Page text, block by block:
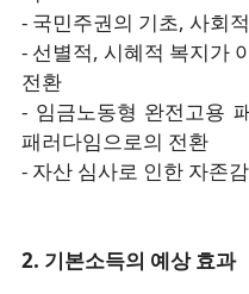
- 국민주권의 기초, 사회
- 선별적, 시혜적 복지가
전환
- 임금노동형 완전고용
패러다임으로의 전환
- 자산 심사로 인한 자존
2. 기본소득의 예상 효과